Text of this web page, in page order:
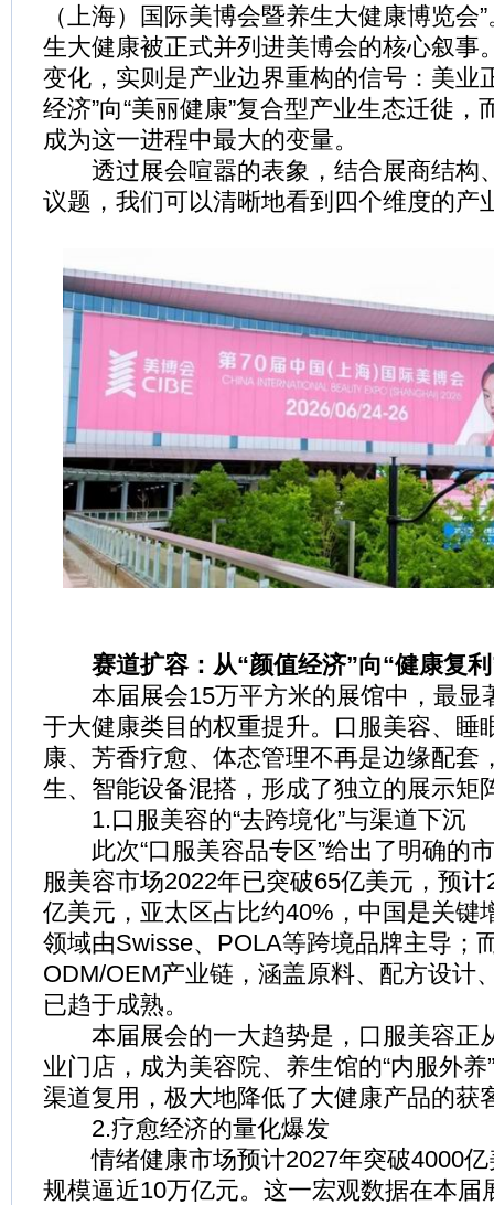
（上海）国际美博会暨养生大健康博览会
生大健康被正式并列进美博会的核心叙事
变化，实则是产业边界重构的信号：美业
经济”向“美丽健康”复合型产业生态迁徙，
成为这一进程中最大的变量。
透过展会喧嚣的表象，结合展商结构
议题，我们可以清晰地看到四个维度的产
赛道扩容：从“颜值经济”向“健康复
本届展会15万平方米的展馆中，最显
于大健康类目的权重提升。口服美容、睡
康、芳香疗愈、体态管理不再是边缘配套
生、智能设备混搭，形成了独立的展示矩
1.口服美容的“去跨境化”与渠道下沉
此次“口服美容品专区”给出了明确的
服美容市场2022年已突破65亿美元，预
亿美元，亚太区占比约40%，中国是关键
领域由Swisse、POLA等跨境品牌主导；
ODM/OEM产业链，涵盖原料、配方设计
已趋于成熟。
本届展会的一大趋势是，口服美容正
业门店，成为美容院、养生馆的“内服外
渠道复用，极大地降低了大健康产品的获
2.疗愈经济的量化爆发
情绪健康市场预计2027年突破4000亿
规模逼近10万亿元。这一宏观数据在本届